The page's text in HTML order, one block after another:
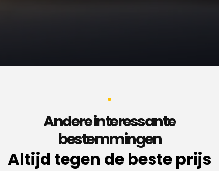
Andere interessante
bestemmingen
Altijd tegen de beste prijs